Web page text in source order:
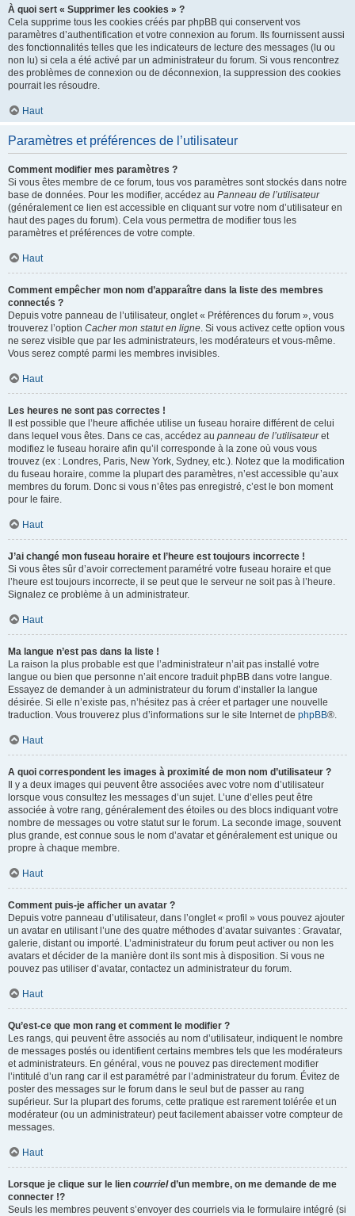
À quoi sert « Supprimer les cookies » ?
Cela supprime tous les cookies créés par phpBB qui conservent vos
paramètres d’authentification et votre connexion au forum. Ils fournissent aussi
des fonctionnalités telles que les indicateurs de lecture des messages (lu ou
non lu) si cela a été activé par un administrateur du forum. Si vous rencontrez
des problèmes de connexion ou de déconnexion, la suppression des cookies
pourrait les résoudre.
Haut
Paramètres et préférences de l’utilisateur
Comment modifier mes paramètres ?
Si vous êtes membre de ce forum, tous vos paramètres sont stockés dans notre
base de données. Pour les modifier, accédez au Panneau de l’utilisateur
(généralement ce lien est accessible en cliquant sur votre nom d’utilisateur en
haut des pages du forum). Cela vous permettra de modifier tous les
paramètres et préférences de votre compte.
Haut
Comment empêcher mon nom d’apparaître dans la liste des membres
connectés ?
Depuis votre panneau de l’utilisateur, onglet « Préférences du forum », vous
trouverez l’option Cacher mon statut en ligne. Si vous activez cette option vous
ne serez visible que par les administrateurs, les modérateurs et vous-même.
Vous serez compté parmi les membres invisibles.
Haut
Les heures ne sont pas correctes !
Il est possible que l’heure affichée utilise un fuseau horaire différent de celui
dans lequel vous êtes. Dans ce cas, accédez au panneau de l’utilisateuret
modifiez le fuseau horaire afin qu’il corresponde à la zone où vous vous
trouvez (ex : Londres, Paris, New York, Sydney, etc.). Notez que la modification
du fuseau horaire, comme la plupart des paramètres, n’est accessible qu’aux
membres du forum. Donc si vous n’êtes pas enregistré, c’est le bon moment
pour le faire.
Haut
J’ai changé mon fuseau horaire et l’heure est toujours incorrecte !
Si vous êtes sûr d’avoir correctement paramétré votre fuseau horaire et que
l’heure est toujours incorrecte, il se peut que le serveur ne soit pas à l’heure.
Signalez ce problème à un administrateur.
Haut
Ma langue n’est pas dans la liste !
La raison la plus probable est que l’administrateur n’ait pas installé votre
langue ou bien que personne n’ait encore traduit phpBB dans votre langue.
Essayez de demander à un administrateur du forum d’installer la langue
désirée. Si elle n’existe pas, n’hésitez pas à créer et partager une nouvelle
traduction. Vous trouverez plus d’informations sur le site Internet de phpBB®.
Haut
A quoi correspondent les images à proximité de mon nom d’utilisateur ?
Il y a deux images qui peuvent être associées avec votre nom d’utilisateur
lorsque vous consultez les messages d’un sujet. L’une d’elles peut être
associée à votre rang, généralement des étoiles ou des blocs indiquant votre
nombre de messages ou votre statut sur le forum. La seconde image, souvent
plus grande, est connue sous le nom d’avatar et généralement est unique ou
propre à chaque membre.
Haut
Comment puis-je afficher un avatar ?
Depuis votre panneau d’utilisateur, dans l’onglet « profil » vous pouvez ajouter
un avatar en utilisant l’une des quatre méthodes d’avatar suivantes : Gravatar,
galerie, distant ou importé. L’administrateur du forum peut activer ou non les
avatars et décider de la manière dont ils sont mis à disposition. Si vous ne
pouvez pas utiliser d’avatar, contactez un administrateur du forum.
Haut
Qu’est-ce que mon rang et comment le modifier ?
Les rangs, qui peuvent être associés au nom d’utilisateur, indiquent le nombre
de messages postés ou identifient certains membres tels que les modérateurs
et administrateurs. En général, vous ne pouvez pas directement modifier
l’intitulé d’un rang car il est paramétré par l’administrateur du forum. Évitez de
poster des messages sur le forum dans le seul but de passer au rang
supérieur. Sur la plupart des forums, cette pratique est rarement tolérée et un
modérateur (ou un administrateur) peut facilement abaisser votre compteur de
messages.
Haut
Lorsque je clique sur le lien courrield’un membre, on me demande de me
connecter !?
Seuls les membres peuvent s’envoyer des courriels via le formulaire intégré (si